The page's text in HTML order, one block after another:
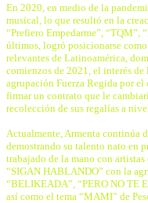
En 2020, en medio de la
musical, lo que resultó en la
“Prefiero Empedarme”, “TQM”,
últimos, logró posicionarse
relevantes de Latinoamérica,
comienzos de 2021, el interés
agrupación Fuerza Regida por
firmar un contrato que le
recolección de sus regalías a
Actualmente, Armenta continúa
demostrando su talento nato en
trabajado de la mano con
“SIGAN HABLANDO” con la
“BELIKEADA”, “PERO NO TE
así como el tema “MAMI” de